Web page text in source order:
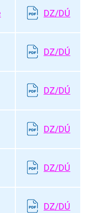
DZ/DÚ
DZ/DÚ
DZ/DÚ
DZ/DÚ
DZ/DÚ
DZ/DÚ